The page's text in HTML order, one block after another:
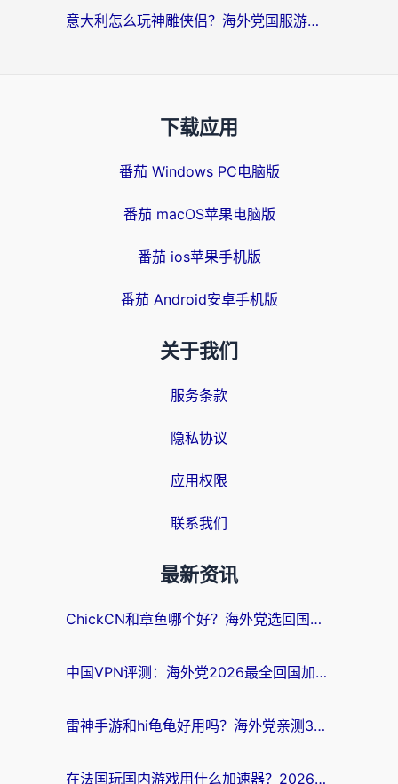
意大利怎么玩神雕侠侣？海外党国服游戏加速终极指南（附欧洲玩王者王国保卫战4不卡技巧）
下载应用
番茄 Windows PC电脑版
番茄 macOS苹果电脑版
番茄 ios苹果手机版
番茄 Android安卓手机版
关于我们
服务条款
隐私协议
应用权限
联系我们
最新资讯
ChickCN和章鱼哪个好？海外党选回国加速器的3个关键维度 + 实用避坑指南
中国VPN评测：海外党2026最全回国加速器选择指南，告别地区限制不踩坑
雷神手游和hi龟龟好用吗？海外党亲测3款回国加速器，教你选对国外到国内加速器
在法国玩国内游戏用什么加速器？2026实测解决延迟卡顿的实用指南